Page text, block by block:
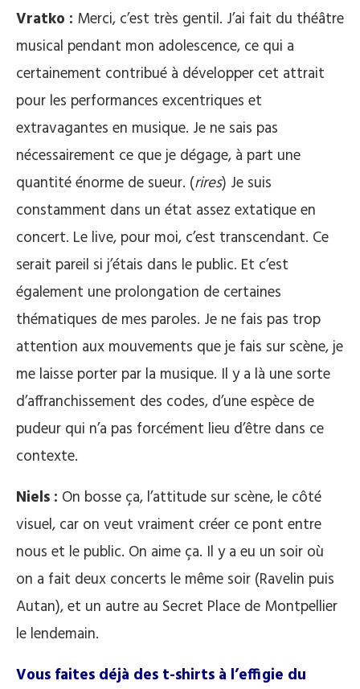
Vratko : Merci, c’est très gentil. J’ai fait du théâtre
musical pendant mon adolescence, ce qui a
certainement contribué à développer cet attrait
pour les performances excentriques et
extravagantes en musique. Je ne sais pas
nécessairement ce que je dégage, à part une
quantité énorme de sueur. (rires) Je suis
constamment dans un état assez extatique en
concert. Le live, pour moi, c’est transcendant. Ce
serait pareil si j’étais dans le public. Et c’est
également une prolongation de certaines
thématiques de mes paroles. Je ne fais pas trop
attention aux mouvements que je fais sur scène, je
me laisse porter par la musique. Il y a là une sorte
d’affranchissement des codes, d’une espèce de
pudeur qui n’a pas forcément lieu d’être dans ce
contexte.
Niels : On bosse ça, l’attitude sur scène, le côté
visuel, car on veut vraiment créer ce pont entre
nous et le public. On aime ça. Il y a eu un soir où
on a fait deux concerts le même soir (Ravelin puis
Autan), et un autre au Secret Place de Montpellier
le lendemain.
Vous faites déjà des t-shirts à l’effigie du